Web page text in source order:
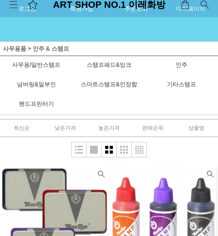
로그인 회원가입 주문조회 마이페이지
ART SHOP NO.1 이레화방
사무용품 > 인주 & 스탬프
사무용/일반스탬프 스탬프패드&잉크 인주
넘버링&일부인 스마트스탬프&인장함 기타스탬프
핸드프린터기
최신순 낮은가격 높은가격 판매순위 상품명